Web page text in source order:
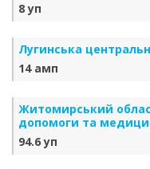
8 уп
Лугинська
14 амп
Житомирський
допомоги та
94.6 уп